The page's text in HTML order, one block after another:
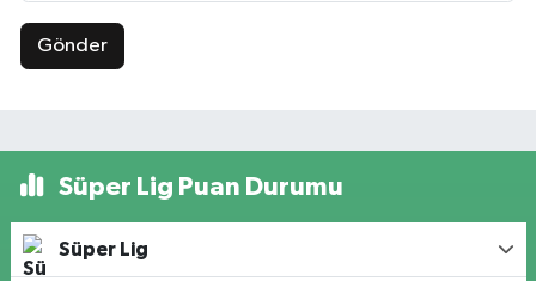
Gönder
Süper Lig Puan Durumu
Süper Lig